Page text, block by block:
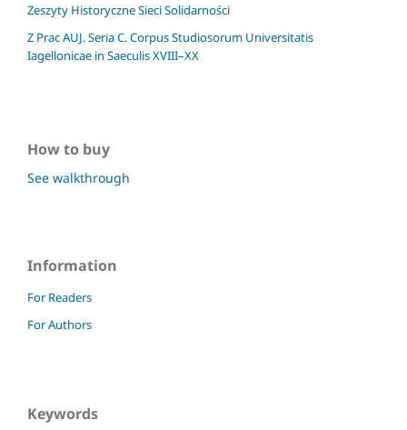
Zeszyty Historyczne Sieci Solidarności
Z Prac AUJ. Seria C. Corpus Studiosorum Universitatis
Iagellonicae in Saeculis XVIII–XX
How to buy
See walkthrough
Information
For Readers
For Authors
Keywords